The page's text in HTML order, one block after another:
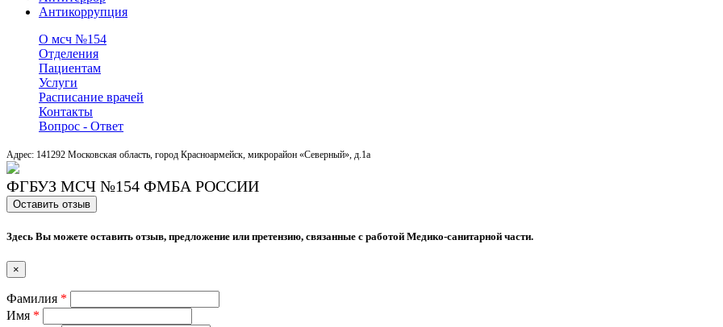
Антикоррупция
О мсч №154
Отделения
Пациентам
Услуги
Расписание врачей
Контакты
Вопрос - Ответ
Адрес: 141292 Московская область, город Красноармейск, микрорайон «Северный», д.1a
ФГБУЗ МСЧ №154 ФМБА РОССИИ
Оставить отзыв
Здесь Вы можете оставить отзыв, предложение или претензию, связанные с работой Медико-санитарной части.
×
Фамилия *
Имя *